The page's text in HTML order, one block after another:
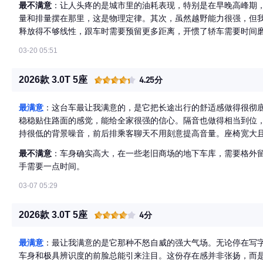
最不满意 ：让人头疼的是城市里的油耗表现，特别是在早晚高峰
量和排量摆在那里，这是物理定律。其次，虽然越野能力很强，但
释放得不够线性，跟车时需要预留更多距离，开惯了轿车需要时间
03-20 05:51
2026款 3.0T 5座 4.25分
最满意 ：这台车最让我满意的，是它把长途出行的舒适感做得很
稳稳贴住路面的感觉，能给全家很强的信心。隔音也做得相当到位
持很低的背景噪音，前后排乘客聊天不用刻意提高音量。座椅宽大
最不满意 ：车身确实高大，在一些老旧商场的地下车库，需要格
手需要一点时间。
03-07 05:29
2026款 3.0T 5座 4分
最满意 ：最让我满意的是它那种不怒自威的强大气场。无论停在
车身和极具辨识度的前脸总能引来注目。这份存在感并非张扬，而